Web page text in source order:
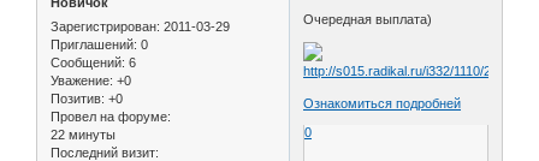
Новичок
Зарегистрирован: 2011-03-29
Приглашений: 0
Сообщений: 6
Уважение: +0
Позитив: +0
Провел на форуме:
22 минуты
Последний визит:
Очередная выплата)
Ознакомиться подробней
0